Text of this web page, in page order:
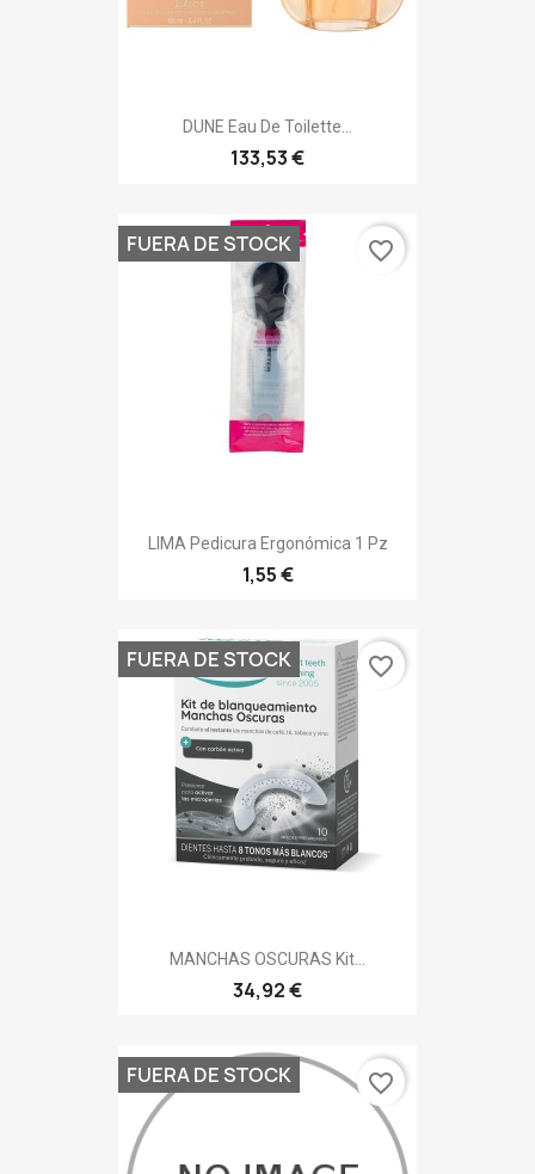
DUNE Eau De Toilette...
133,53 €
LIMA Pedicura Ergonómica 1 Pz
1,55 €
FUERA DE STOCK favorite_border
MANCHAS OSCURAS Kit...
34,92 €
FUERA DE STOCK favorite_border
FUERA DE STOCK favorite_border